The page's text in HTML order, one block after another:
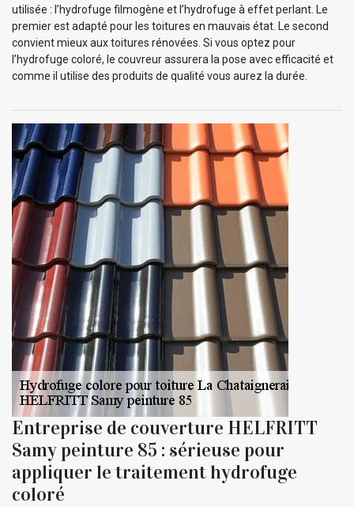
utilisée : l’hydrofuge filmogène et l’hydrofuge à effet perlant. Le
premier est adapté pour les toitures en mauvais état. Le second
convient mieux aux toitures rénovées. Si vous optez pour
l’hydrofuge coloré, le couvreur assurera la pose avec efficacité et
comme il utilise des produits de qualité vous aurez la durée.
Entreprise de couverture HELFRITT
Samy peinture 85 : sérieuse pour
appliquer le traitement hydrofuge
coloré